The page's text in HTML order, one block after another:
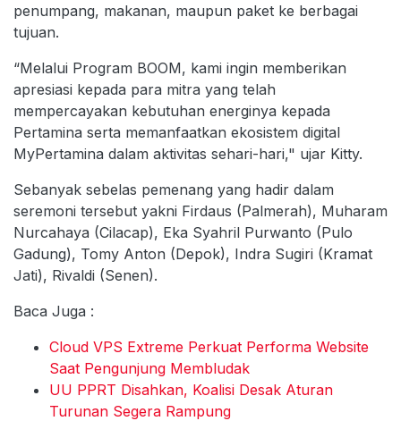
penumpang, makanan, maupun paket ke berbagai
tujuan.
“Melalui Program BOOM, kami ingin memberikan
apresiasi kepada para mitra yang telah
mempercayakan kebutuhan energinya kepada
Pertamina serta memanfaatkan ekosistem digital
MyPertamina dalam aktivitas sehari-hari," ujar Kitty.
Sebanyak sebelas pemenang yang hadir dalam
seremoni tersebut yakni Firdaus (Palmerah), Muharam
Nurcahaya (Cilacap), Eka Syahril Purwanto (Pulo
Gadung), Tomy Anton (Depok), Indra Sugiri (Kramat
Jati), Rivaldi (Senen).
Baca Juga :
Cloud VPS Extreme Perkuat Performa Website
Saat Pengunjung Membludak
UU PPRT Disahkan, Koalisi Desak Aturan
Turunan Segera Rampung